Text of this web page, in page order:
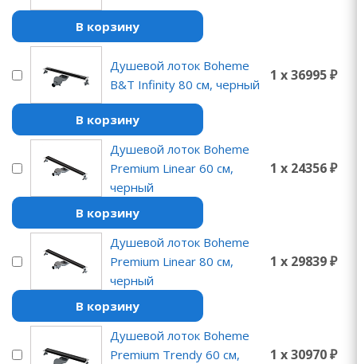
В корзину
Душевой лоток Boheme
B&T Infinity 80 см, черный
1 x 36995 ₽
В корзину
Душевой лоток Boheme
Premium Linear 60 см,
черный
1 x 24356 ₽
В корзину
Душевой лоток Boheme
Premium Linear 80 см,
черный
1 x 29839 ₽
В корзину
Душевой лоток Boheme
Premium Trendy 60 см,
1 x 30970 ₽